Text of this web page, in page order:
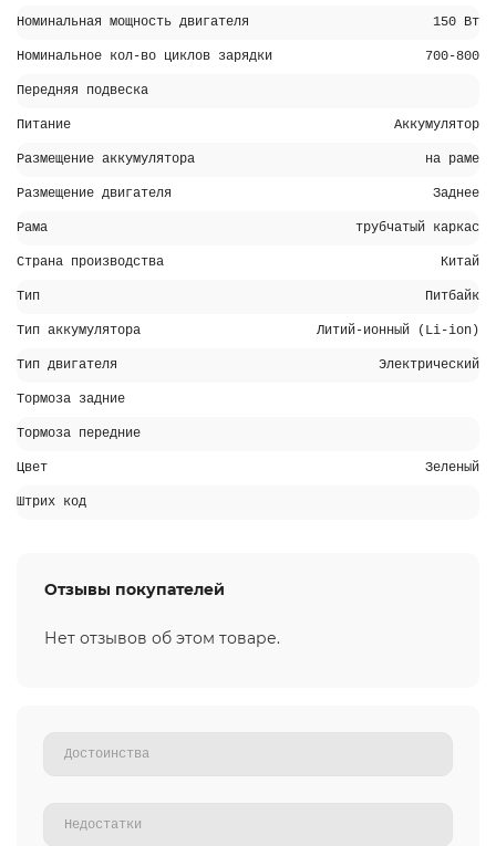
Номинальная мощность двигателя 150 Вт
Номинальное кол-во циклов зарядки 700-800
Передняя подвеска
Питание Аккумулятор
Размещение аккумулятора на раме
Размещение двигателя Заднее
Рама трубчатый каркас
Страна производства Китай
Тип Питбайк
Тип аккумулятора Литий-ионный (Li-ion)
Тип двигателя Электрический
Тормоза задние
Тормоза передние
Цвет Зеленый
Штрих код
Отзывы покупателей
Нет отзывов об этом товаре.